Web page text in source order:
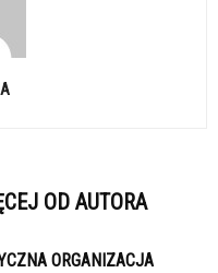
OD AUTORA
ORGANIZACJA